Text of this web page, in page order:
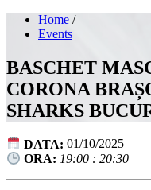
Home /
Events
BASCHET
CORONA
SHARKS
DATA:01/10/2025
ORA: 19:00 : 20:30